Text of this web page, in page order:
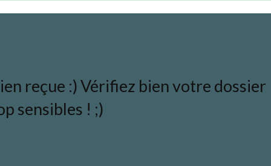
reçue :) Vérifiez bien votre dossier
sensibles ! ;)